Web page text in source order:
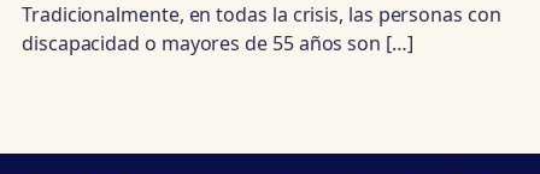
Tradicionalmente, en todas la crisis, las personas con
discapacidad o mayores de 55 años son […]